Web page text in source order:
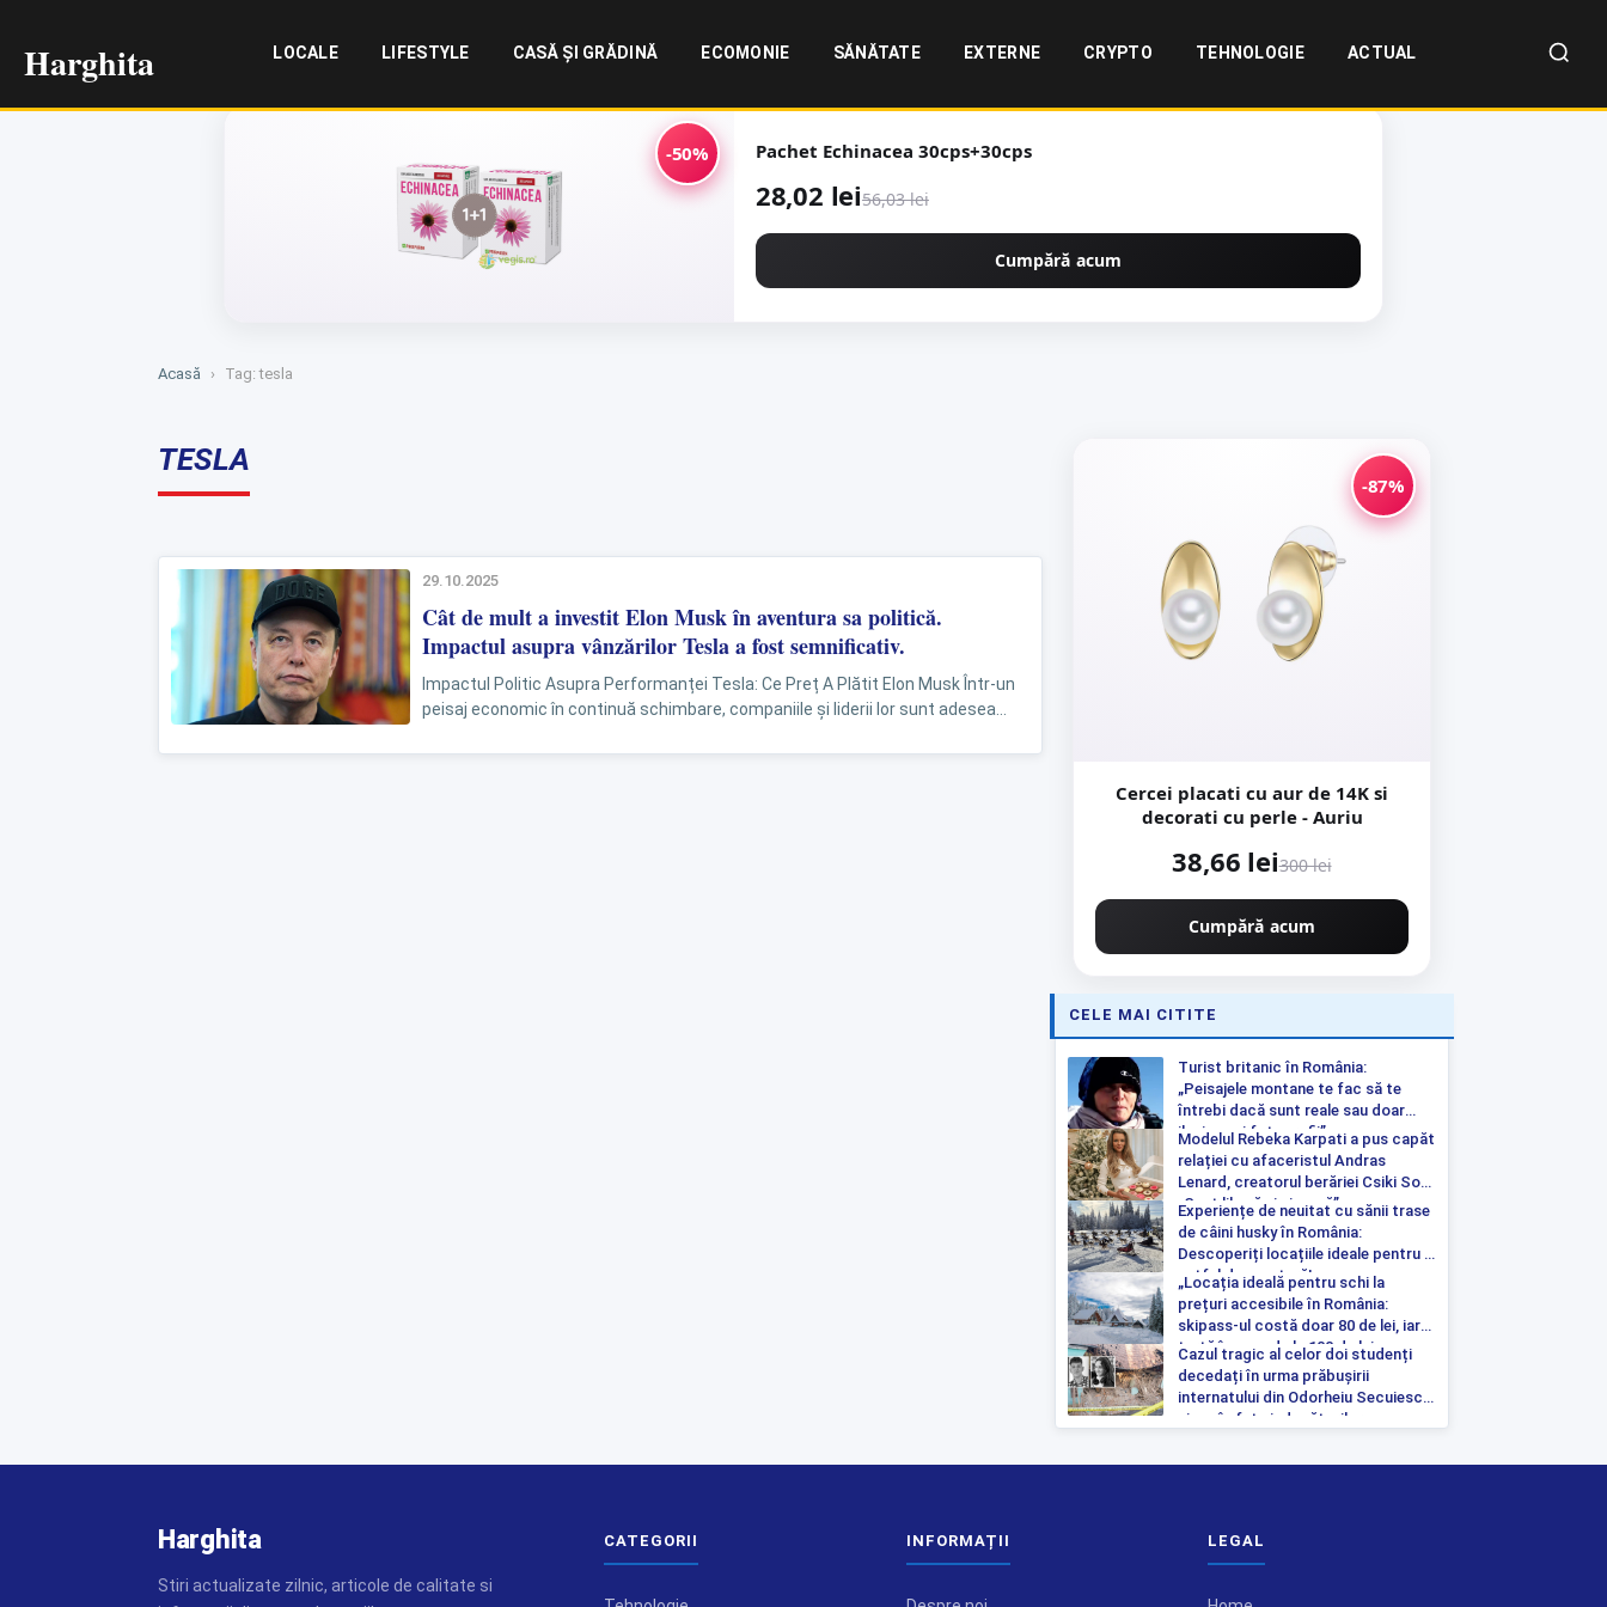
Harghita LOCALE LIFESTYLE CASĂ ȘI GRĂDINĂ ECOMONIE SĂNĂTATE EXTERNE CRYPTO TEHNOLOGIE ACTUAL
-50% Pachet Echinacea 30cps+30cps
28,02 lei56,03 lei
Cumpără acum
Acasă › Tag: tesla
TESLA
29.10.2025
Cât de mult a investit Elon Musk în aventura sa politică.
Impactul asupra vânzărilor Tesla a fost semnificativ.
Impactul Politic Asupra Performanței Tesla: Ce Preț A Plătit Elon Musk Într-un
peisaj economic în continuă schimbare, companiile și liderii lor sunt adesea
-87%
Cercei placati cu aur de 14K si
decorati cu perle - Auriu
38,66 lei300 lei
Cumpără acum
CELE MAI CITITE
Turist britanic în România:
„Peisajele montane te fac să te
întrebi dacă sunt reale sau doar
iluzia unei fotografii”
Modelul Rebeka Karpati a pus capăt
relației cu afaceristul Andras
Lenard, creatorul berăriei Csiki Sor:
„Sunt liberă și singură”
Experiențe de neuitat cu sănii trase
de câini husky în România:
Descoperiți locațiile ideale pentru o
astfel de aventură!
„Locația ideală pentru schi la
prețuri accesibile în România:
skipass-ul costă doar 80 de lei, iar
tartă începe de la 100 de lei pe
noapte”
Cazul tragic al celor doi studenți
decedați în urma prăbușirii
internatului din Odorheiu Secuiesc a
ajuns în fața judecătorilor
Harghita
Stiri actualizate zilnic, articole de calitate si
CATEGORII INFORMAȚII LEGAL